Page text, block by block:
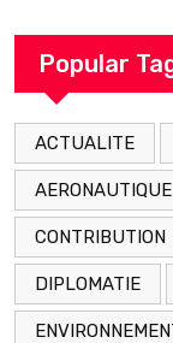
Popular
ACTUALITE
AERONAUTIQUE
CONTRIBUTION
DIPLOMATIE